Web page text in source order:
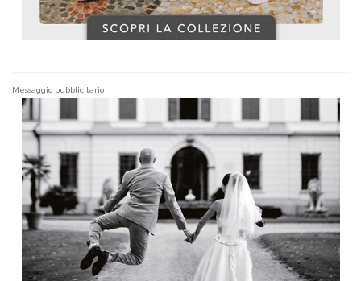
Messaggio pubblicitario